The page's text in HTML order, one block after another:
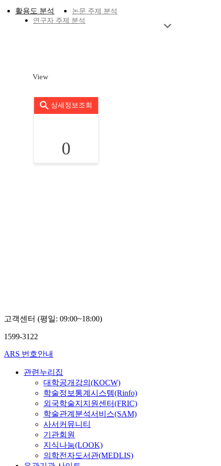
활용도 분석
논문 주제 분석
연구자 주제 분석
View
상세정보조회
0
고객센터 (평일: 09:00~18:00)
1599-3122
ARS 번호안내
관련누리집
대학공개강의(KOCW)
학술정보통계시스템(Rinfo)
외국학술지지원센터(FRIC)
학술관계분석서비스(SAM)
사서커뮤니티
기관회원
지식나눔(LOOK)
의학전자도서관(MEDLIS)